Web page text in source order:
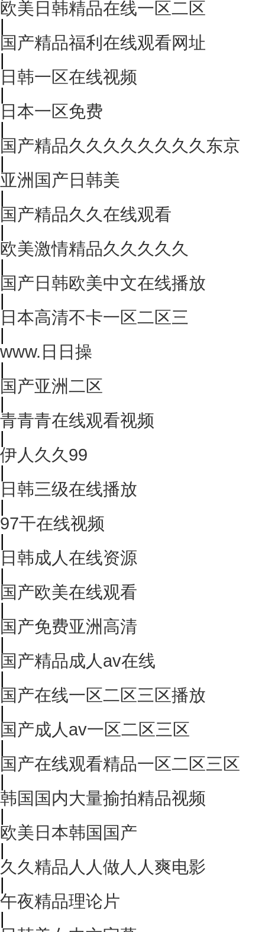
欧美日韩精品在线一区二区
|
国产精品福利在线观看网址
|
日韩一区在线视频
|
日本一区免费
|
国产精品久久久久久久久久东京
|
亚洲国产日韩美
|
国产精品久久在线观看
|
欧美激情精品久久久久久
|
国产日韩欧美中文在线播放
|
日本高清不卡一区二区三
|
www.日日操
|
国产亚洲二区
|
青青青在线观看视频
|
伊人久久99
|
日韩三级在线播放
|
97干在线视频
|
日韩成人在线资源
|
国产欧美在线观看
|
国产免费亚洲高清
|
国产精品成人av在线
|
国产在线一区二区三区播放
|
国产成人av一区二区三区
|
国产在线观看精品一区二区三区
|
韩国国内大量揄拍精品视频
|
欧美日本韩国国产
|
久久精品人人做人人爽电影
|
午夜精品理论片
|